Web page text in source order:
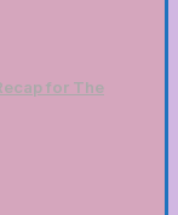
for The